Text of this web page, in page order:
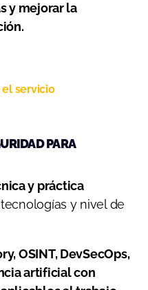
y mejorar la
servicio
PARA
y práctica
y nivel de
OSINT, DevSecOps,
artificial con